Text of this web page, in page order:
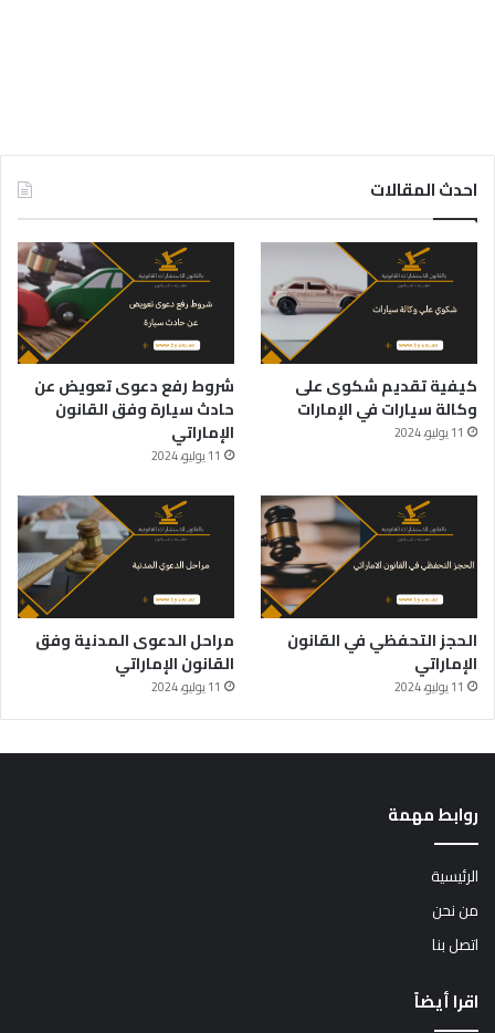
احدث المقالات
كيفية تقديم شكوى على
وكالة سيارات في الإمارات
11 يوليو، 2024
شروط رفع دعوى تعويض عن
حادث سيارة وفق القانون
الإماراتي
11 يوليو، 2024
الحجز التحفظي في القانون
الإماراتي
11 يوليو، 2024
مراحل الدعوى المدنية وفق
القانون الإماراتي
11 يوليو، 2024
روابط مهمة
الرئيسية
من نحن
اتصل بنا
اقرا أيضاً